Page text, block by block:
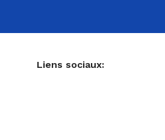
Liens sociaux: